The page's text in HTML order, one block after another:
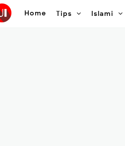
Home Tips Islami